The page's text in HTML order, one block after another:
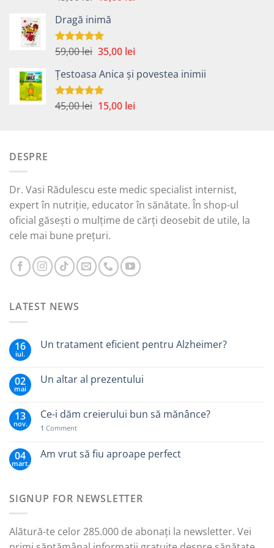
a
fost:
45,00 lei.
Dragă inimă
Evaluat la
59,00lei Prețul
a
fost:
59,00 lei.
35,00 leiPrețul
este:
Țestoasa Anica și povestea inimii
Evaluat la
45,00lei Prețul
15,00 leiPrețul
DESPRE
Dr. Vasi Rădulescu este medic specialist internist,
expert în nutriție, educator în sănătate. În shop-ul
oficial găsești o mulțime de cărți deosebit de utile, la
cele mai bune prețuri.
LATEST NEWS
16
iul.
Un tratament eficient pentru Alzheimer?
02
mai
Un altar al prezentului
13
nov.
Ce-i dăm creierului bun să mănânce?
1 Comment
04
mart.
Am vrut să fiu aproape perfect
SIGNUP FOR NEWSLETTER
Alătură-te celor 285.000 de abonați la newsletter. Vei